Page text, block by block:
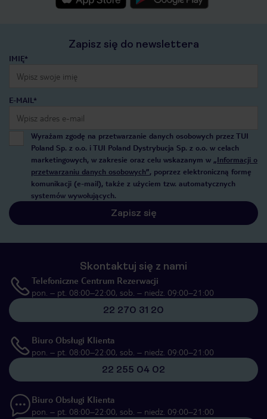
Zapisz się do newslettera
IMIĘ*
E-MAIL*
Wyrażam zgodę na przetwarzanie danych osobowych przez TUI
Poland Sp. z o.o. i TUI Poland Dystrybucja Sp. z o.o. w celach
marketingowych, w zakresie oraz celu wskazanym w „Informacji o
przetwarzaniu danych osobowych”, poprzez elektroniczną formę
komunikacji (e-mail), także z użyciem tzw. automatycznych
systemów wywołujących.
Zapisz się
Skontaktuj się z nami
Telefoniczne Centrum Rezerwacji
pon. – pt. 08:00–22:00, sob. – niedz. 09:00–21:00
22 270 31 20
Biuro Obsługi Klienta
pon. – pt. 08:00–22:00, sob. – niedz. 09:00–21:00
22 255 04 02
Biuro Obsługi Klienta
pon. – pt. 08:00–22:00, sob. – niedz. 09:00–21:00